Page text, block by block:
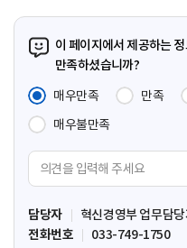
이 페이지에서 제공하는
만족하셨습니까?
매우만족
만족
매우불만족
견
입
력
담당자
혁신경영부 업무담
전화번호
033-749-1750